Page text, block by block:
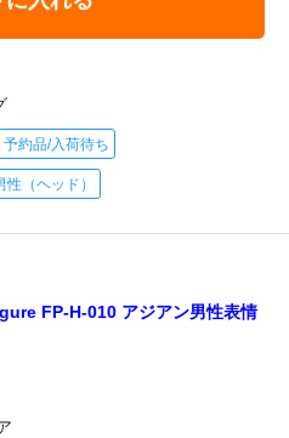
予約品/入荷待ち
性（ヘッド）
FP-H-010 アジアン男性表情